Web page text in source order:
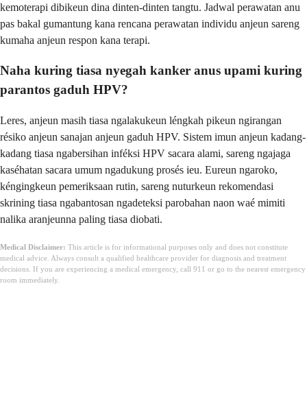
kemoterapi dibikeun dina dinten-dinten tangtu. Jadwal perawatan anu
pas bakal gumantung kana rencana perawatan individu anjeun sareng
kumaha anjeun respon kana terapi.
Naha kuring tiasa nyegah kanker anus upami kuring
parantos gaduh HPV?
Leres, anjeun masih tiasa ngalakukeun léngkah pikeun ngirangan
résiko anjeun sanajan anjeun gaduh HPV. Sistem imun anjeun kadang-
kadang tiasa ngabersihan inféksi HPV sacara alami, sareng ngajaga
kaséhatan sacara umum ngadukung prosés ieu. Eureun ngaroko,
kéngingkeun pemeriksaan rutin, sareng nuturkeun rekomendasi
skrining tiasa ngabantosan ngadeteksi parobahan naon waé mimiti
nalika aranjeunna paling tiasa diobati.
Medical Disclaimer: This article is for informational purposes only and does not constitute
medical advice. Always consult a qualified healthcare provider for diagnosis and treatment
decisions. If you are experiencing a medical emergency, call 911 or go to the nearest emergency
room immediately.